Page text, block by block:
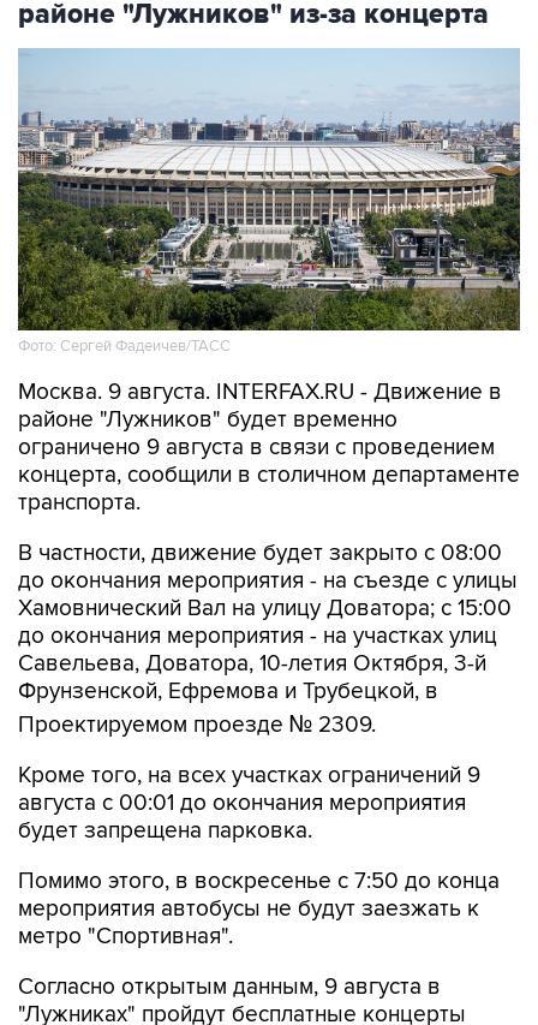
Фото: Сергей Фадеичев/ТАСС
Москва. 9 августа. INTERFAX.RU - Движение в
ограничено 9 августа в связи с проведением
концерта, сообщили в столичном департаменте
транспорта.
В частности, движение будет закрыто с 08:00
Хамовнический Вал на улицу Доватора; с 15:00
до окончания мероприятия - на участках улиц
Савельева, Доватора, 10-летия Октября, 3-й
Фрунзенской, Ефремова и Трубецкой, в
Проектируемом проезде № 2309.
Кроме того, на всех участках ограничений 9
будет запрещена парковка.
Помимо этого, в воскресенье с 7:50 до конца
метро "Спортивная".
Согласно открытым данным, 9 августа в
российских певиц Евы Власовой и Bearwolf.